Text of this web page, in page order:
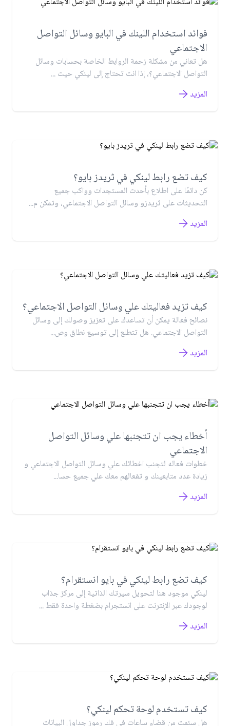
فوائد استخدام اللينك في البايو وسائل التواصل
الاجتماعي
هل تعاني من مشكلة زحمة الروابط الخاصة بحسابات وسائل
التواصل الاجتماعي؟، إذا انت تحتاج إلى لينكي حيث ...
المزيد
كيف تضع رابط لينكي في ثريدز بايو؟
كن دائمًا على اطلاع بأحدث المستجدات وواكب جميع
التحديثات على ثريدزو وسائل التواصل الاجتماعي، وتمكن م...
المزيد
كيف تزيد فعاليتك علي وسائل التواصل الاجتماعي؟
نصائح فعالة يمكن أن تساعدك على تعزيز وصولك إلى وسائل
التواصل الاجتماعي. هل تتطلع إلى توسيع نطاق وص...
المزيد
أخطاء يجب ان تتجنبها علي وسائل التواصل
الاجتماعي
خطوات فعاله لتجنب اخطائك علي وسائل التواصل الاجتماعي و
زيادة عدد متابعينك و تفعالهم معك علي جميع حسا...
المزيد
كيف تضع رابط لينكي في بايو انستقرام؟
لينكي موجود هنا لتحويل سيرتك الذاتية إلى مركز جذاب
لوجودك عبر الإنترنت على انستجرام بضغطة واحدة فقط ...
المزيد
كيف تستخدم لوحة تحكم لينكي؟
هل سئمت من قضاء ساعات في فك رموز جداول البيانات